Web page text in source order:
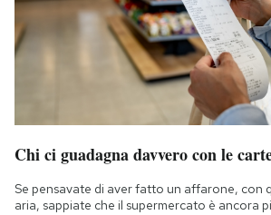
Chi ci guadagna davvero con le
Se pensavate di aver fatto un affarone, con
aria, sappiate che il supermercato è ancora